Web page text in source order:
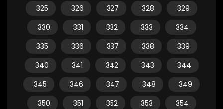
325
326 327 328
329
330
331 332 333
334
335
336 337 338
339
340
341 342 343
344
345
346 347 348
349
350
351 352 353
354